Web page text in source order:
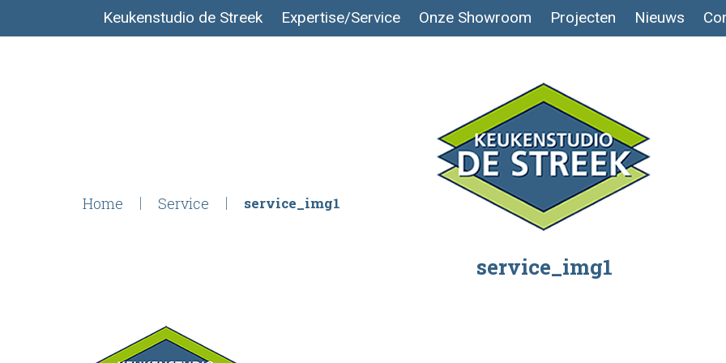
Keukenstudio de Streek Expertise/Service Onze Showroom Projecten Nieuws
Home Service service_img1
service_img1